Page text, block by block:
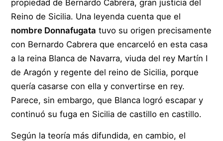
propiedad de Bernardo Cabrera, gran justicia del
Reino de Sicilia. Una leyenda cuenta que el
nombre Donnafugata tuvo su origen precisamente
con Bernardo Cabrera que encarceló en esta casa
a la reina Blanca de Navarra, viuda del rey Martín I
de Aragón y regente del reino de Sicilia, porque
quería casarse con ella y convertirse en rey.
Parece, sin embargo, que Blanca logró escapar y
continuó su fuga en Sicilia de castillo en castillo.
Según la teoría más difundida, en cambio, el